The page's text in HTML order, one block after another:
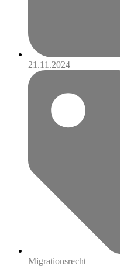
21.11.2024
Migrationsrecht